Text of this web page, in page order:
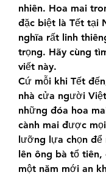
nhiên. Hoa mai
đặc biệt là Tết tại
nghĩa rất linh
trọng. Hãy cùng
viết này.
Cứ mỗi khi Tết
nhà cửa người
những đóa hoa
cành mai được
lưỡng lựa chọn để
lên ông bà tổ tiên,
một năm mới an